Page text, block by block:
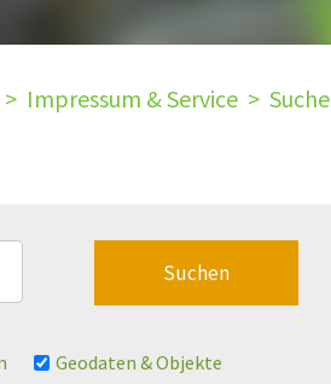
> Impressum & Service > Suche
Geodaten & Objekte